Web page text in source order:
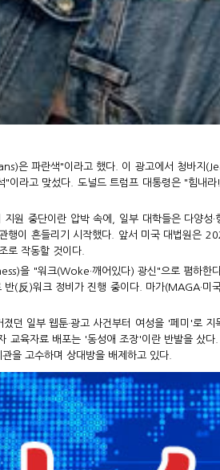
은 파란색"이라고 했다. 이 광고에서 청바지
라고 맞섰다. 도널드 트럼프 대통령은 "힘
원 중단이란 압박 속에, 일부 대학들은 다양
행이 흔들리기 시작했다. 앞서 미국 대법원
로 작동할 것이다.
을 "워크(Woke·깨어있다) 광신"으로 폄하한
(反)워크 정비가 진행 중이다. 마가(MAGA·
던 일부 웹툰·광고 사건부터 여성을 '페미'로
교육자료 배포는 '동성애 조장'이란 반발을 샀
을 고수하며 상대방을 배제하고 있다.